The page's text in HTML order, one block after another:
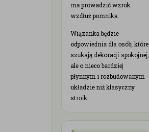
ma prowadzić wzrok
wzdłuż pomnika.
Wiązanka będzie
odpowiednia dla osób, które
szukają dekoracji spokojnej,
ale o nieco bardziej
płynnym i rozbudowanym
układzie niż klasyczny
stroik.